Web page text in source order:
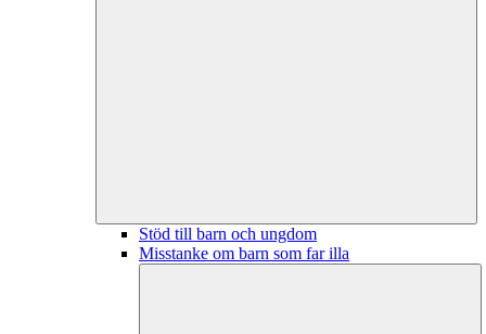
Stöd till barn och ungdom
Misstanke om barn som far illa